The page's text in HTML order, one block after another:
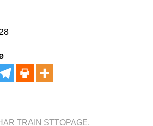
TRAIN STTOPAGE,